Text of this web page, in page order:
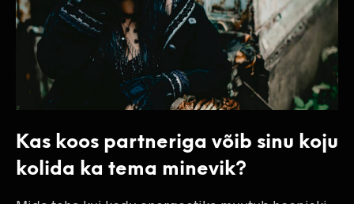
Kas koos partneriga võib sinu koju
kolida ka tema minevik?